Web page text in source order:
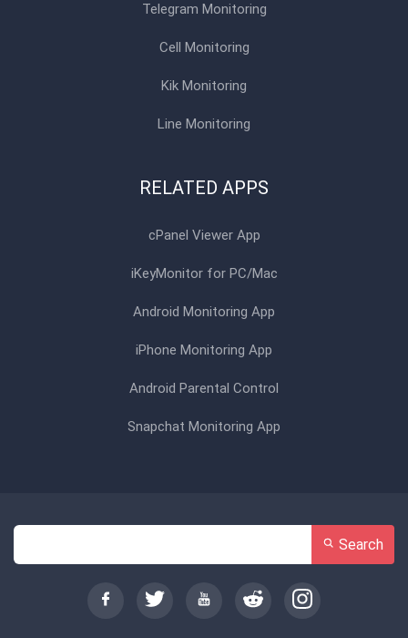
Telegram Monitoring
Cell Monitoring
Kik Monitoring
Line Monitoring
RELATED APPS
cPanel Viewer App
iKeyMonitor for PC/Mac
Android Monitoring App
iPhone Monitoring App
Android Parental Control
Snapchat Monitoring App
Search